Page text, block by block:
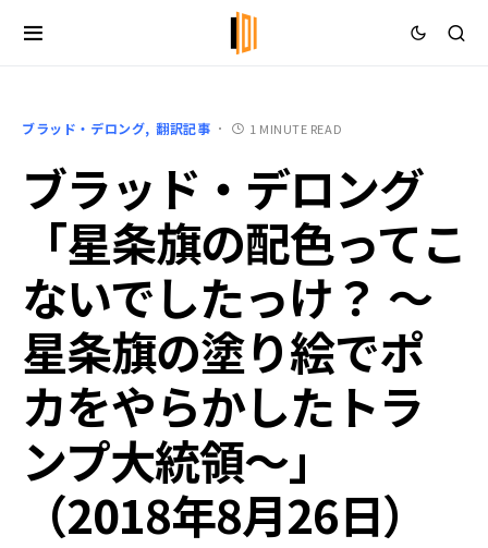
ブラッド・デロング 翻訳記事 1 MINUTE READ
ブラッド・デロング
「星条旗の配色ってこ
ないでしたっけ？ ～
星条旗の塗り絵でポ
カをやらかしたトラ
ンプ大統領～」
（2018年8月26日）